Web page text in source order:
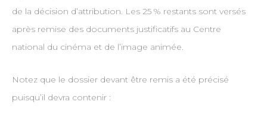
de la décision d’attribution. Les 25 % restants sont versés
après remise des documents justificatifs au Centre
national du cinéma et de l’image animée.
Notez que le dossier devant être remis a été précisé
puisqu’il devra contenir :